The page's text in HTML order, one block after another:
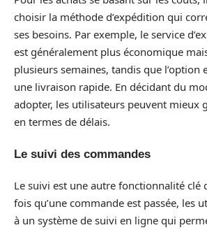
choisir la méthode d’expédition qui
ses besoins. Par exemple, le service
est généralement plus économique
plusieurs semaines, tandis que l’option
une livraison rapide. En décidant du
adopter, les utilisateurs peuvent mieux
en termes de délais.
Le suivi des commandes
Le suivi est une autre fonctionnalité clé
fois qu’une commande est passée, les
à un système de suivi en ligne qui